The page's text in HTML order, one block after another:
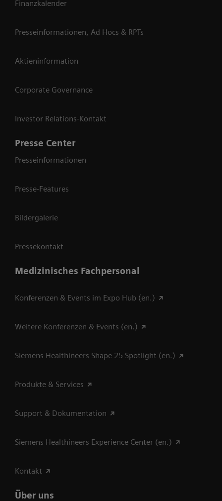
Finanzkalender
Presseinformationen, Ad Hocs & RPTs
Aktieninformation
Corporate Governance
Investor Relations-Kontakt
Presse Center
Presseinformationen
Presse-Features
Bildergalerie
Pressekontakt
Medizinisches Fachpersonal
Konferenzen & Events im Expo Hub (en.)
Weitere Konferenzen & Events (en.)
Siemens Healthineers Shape 25 Spotlight (en.)
Produkte & Services
Support & Dokumentation
Siemens Healthineers Experience Center (en.)
Kontakt
Über uns